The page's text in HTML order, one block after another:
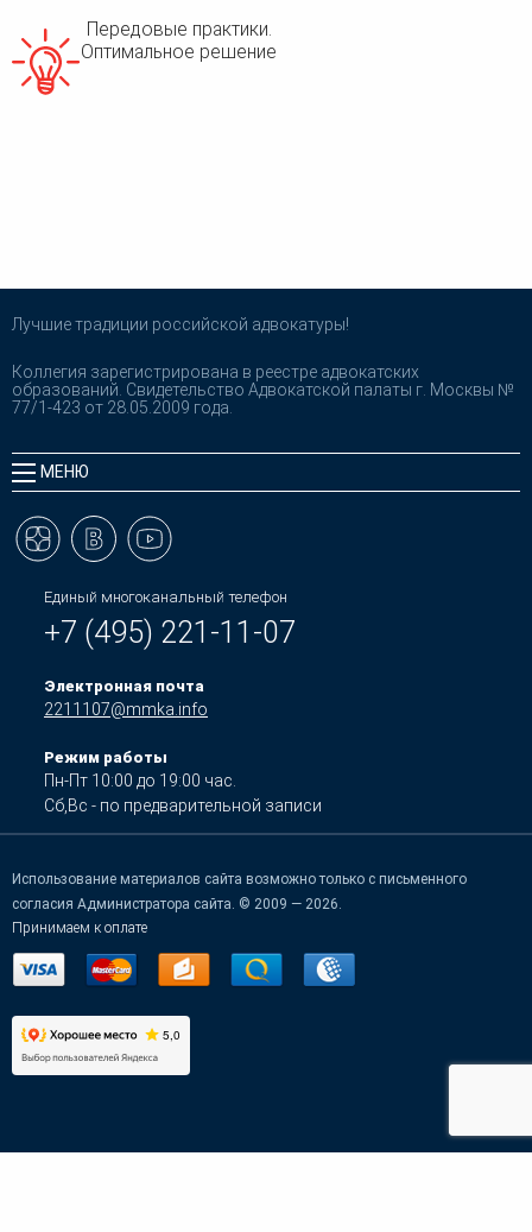
Передовые практики.
Оптимальное решение
Лучшие традиции российской адвокатуры!
Коллегия зарегистрирована в реестре адвокатских
образований. Свидетельство Адвокатской палаты г. Москвы №
77/1-423 от 28.05.2009 года.
МЕНЮ
Единый многоканальный телефон
+7 (495) 221-11-07
Электронная почта
2211107@mmka.info
Режим работы
Пн-Пт 10:00 до 19:00 час.
Сб,Вс - по предварительной записи
Использование материалов сайта возможно только с письменного
согласия Администратора сайта. © 2009 — 2026.
Принимаем к оплате